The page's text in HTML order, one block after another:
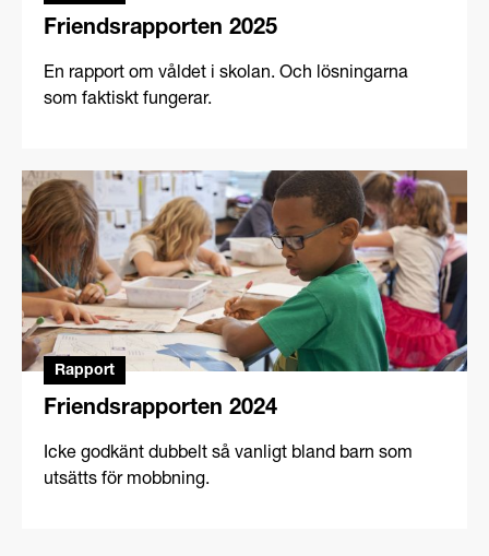
Friendsrapporten 2025
En rapport om våldet i skolan. Och lösningarna
som faktiskt fungerar.
Rapport
Friendsrapporten 2024
Icke godkänt dubbelt så vanligt bland barn som
utsätts för mobbning.